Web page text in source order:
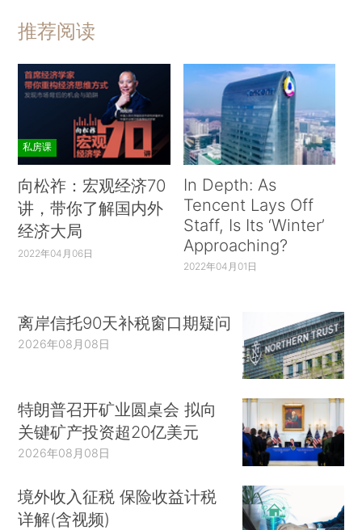
推荐阅读
私房课
向松祚：宏观经济70
讲，带你了解国内外
经济大局
2022年04月06日
In Depth: As
Tencent Lays Off
Staff, Is Its ‘Winter’
Approaching?
2022年04月01日
离岸信托90天补税窗口期疑问
2026年08月08日
特朗普召开矿业圆桌会 拟向
关键矿产投资超20亿美元
2026年08月08日
境外收入征税 保险收益计税
详解(含视频)